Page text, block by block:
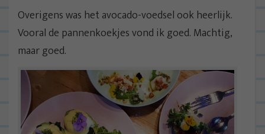
Overigens was het avocado-voedsel ook heerlijk.
Vooral de pannenkoekjes vond ik goed. Machtig,
maar goed.